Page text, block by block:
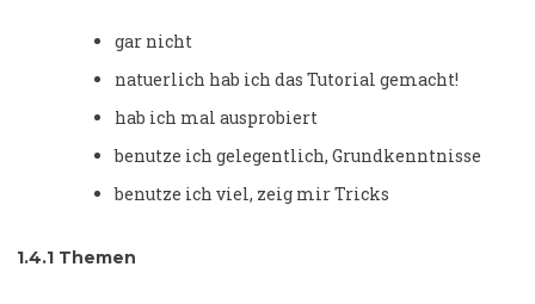
gar nicht
natuerlich hab ich das Tutorial gemacht!
hab ich mal ausprobiert
benutze ich gelegentlich, Grundkenntnisse
benutze ich viel, zeig mir Tricks
1.4.1 Themen